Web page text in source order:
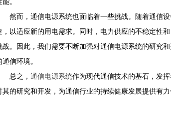
。
而，通信电源系统也面临着一些挑战。随着通信设
，以适应新的用电需求。同时，电力供应的不稳定性
战。因此，我们需要不断加强对通信电源系统的研究
通信环境。
之， 通信电源系统作为现代通信技术的基石，发
其的研究和开发，为通信行业的持续健康发展提供有力